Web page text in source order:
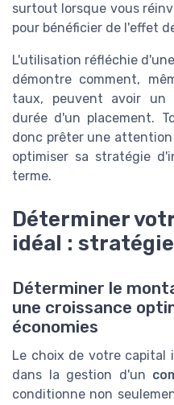
surtout lorsque vous
pour bénéficier de l'effet
L'utilisation réfléchie
démontre comment,
taux, peuvent avoir un
durée d'un placement.
donc prêter une
optimiser sa stratégie
terme.
Déterminer
idéal :
Déterminer le
une croissance
économies
Le choix de votre capital
dans la gestion d'un
conditionne non